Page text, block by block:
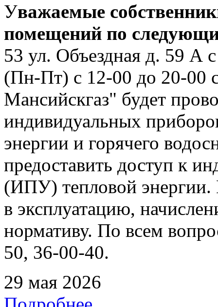
Уважаемые
помещений по
53 ул. Объездная д. 59 А
(Пн-Пт) с 12-00 до 20-
Мансийскгаз" будет
индивидуальных
энергии и горячего
предоставить доступ к
(ИПУ) тепловой энергии.
в эксплуатацию,
нормативу. По всем
50, 36-00-40.
29 мая 2026